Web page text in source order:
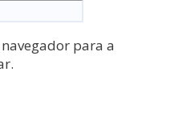
para a